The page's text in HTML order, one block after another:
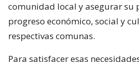
comunidad local y asegurar su
progreso económico, social y
respectivas comunas.
Para satisfacer esas